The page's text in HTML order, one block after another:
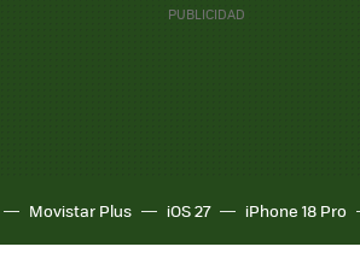
Movistar Plus iOS 27 iPhone 18 Pro